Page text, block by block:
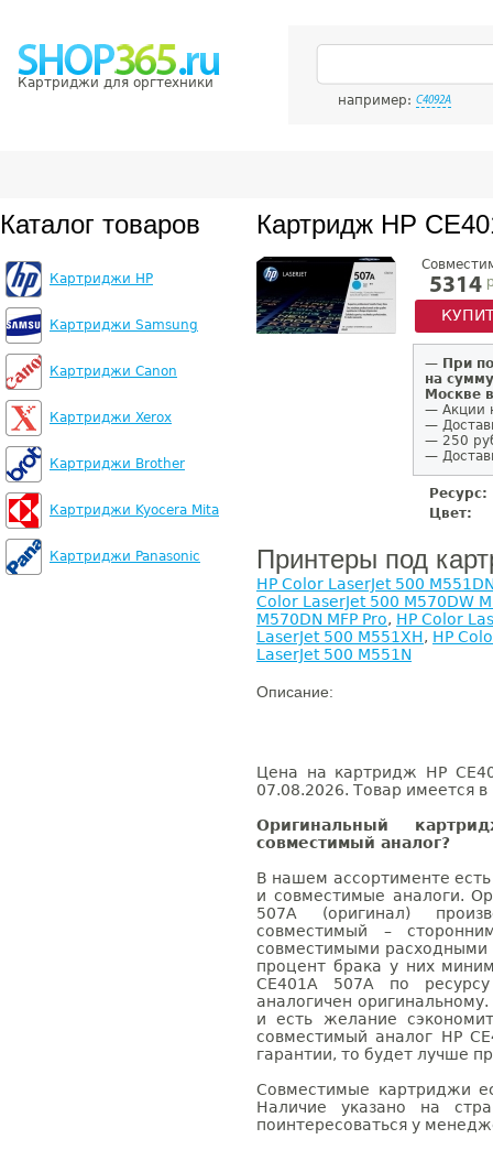
Картриджи для оргтехники
например: C4092A
Каталог товаров
Картриджи HP
Картриджи Samsung
Картриджи Canon
Картриджи Xerox
Картриджи Brother
Картриджи Kyocera Mita
Картриджи Panasonic
Картридж HP
5314
— При
на
Москве
— Акции
—
— 250
—
Ресурс:
Цвет:
Принтеры под
HP Color LaserJet 500
Color LaserJet 500 M570DW
M570DN MFP Pro, HP Color
LaserJet 500 M551XH, HP
LaserJet 500 M551N
Описание:
Цена на картридж HP
07.08.2026. Товар имеется в
Оригинальный
совместимый аналог?
В нашем ассортименте
и совместимые аналоги.
507A (оригинал)
совместимый –
совместимыми расходными
процент брака у них
CE401A 507A по
аналогичен
и есть желание
совместимый аналог HP
гарантии, то будет лучше
Совместимые картриджи
Наличие указано на
поинтересоваться у